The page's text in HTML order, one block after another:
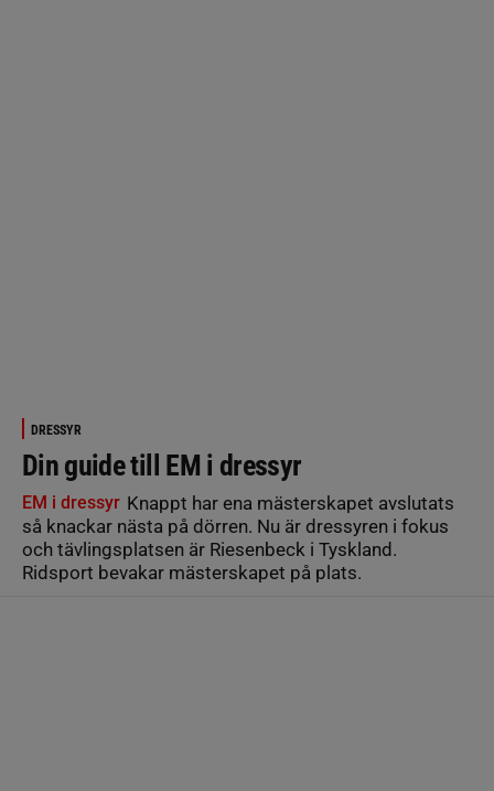
DRESSYR
Din guide till EM i dressyr
EM i dressyr Knappt har ena mästerskapet avslutats
så knackar nästa på dörren. Nu är dressyren i fokus
och tävlingsplatsen är Riesenbeck i Tyskland.
Ridsport bevakar mästerskapet på plats.